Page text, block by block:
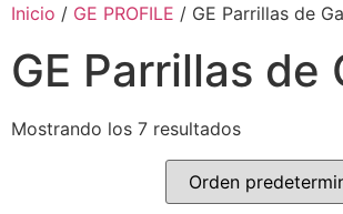
Inicio / GE PROFILE / GE Parrillas de
GE Parrillas de
Mostrando los 7 resultados